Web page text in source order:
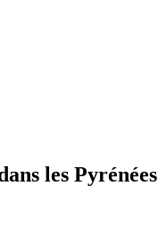
les Pyrénées